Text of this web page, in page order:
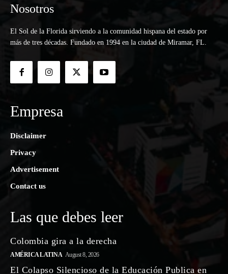
Nosotros
El Sol de la Florida sirviendo a la comunidad hispana del estado por
más de tres décadas. Fundado en 1994 en la ciudad de Miramar, FL.
Empresa
Disclaimer
Privacy
Advertisement
Contact us
Las que debes leer
Colombia gira a la derecha
AMÉRICA LATINA August 8, 2026
El Colapso Silencioso de la Educación Publica en